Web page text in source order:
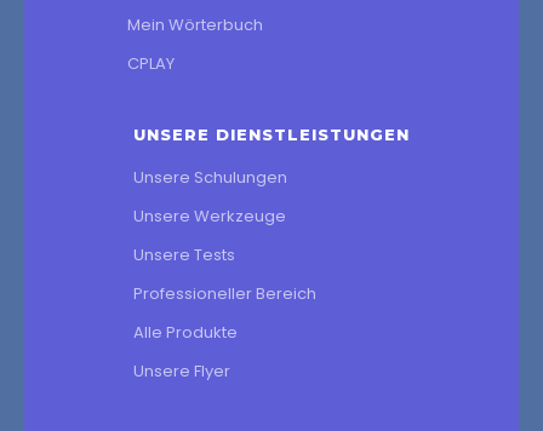
Mein Wörterbuch
CPLAY
UNSERE DIENSTLEISTUNGEN
Unsere Schulungen
Unsere Werkzeuge
Unsere Tests
Professioneller Bereich
Alle Produkte
Unsere Flyer